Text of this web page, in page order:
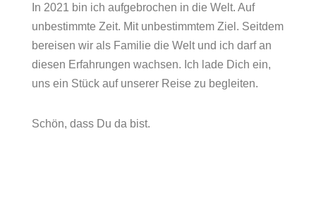
In 2021 bin ich aufgebrochen in die Welt. Auf
unbestimmte Zeit. Mit unbestimmtem Ziel. Seitdem
bereisen wir als Familie die Welt und ich darf an
diesen Erfahrungen wachsen. Ich lade Dich ein,
uns ein Stück auf unserer Reise zu begleiten.
Schön, dass Du da bist.